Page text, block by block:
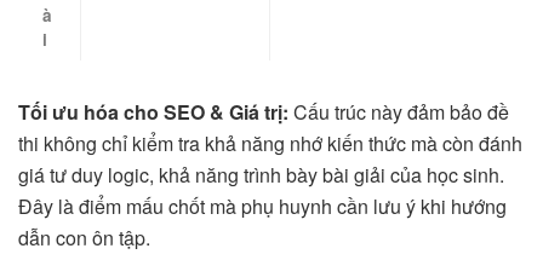
à
i
Tối ưu hóa cho SEO & Giá trị: Cấu trúc này đảm bảo đề
thi không chỉ kiểm tra khả năng nhớ kiến thức mà còn đánh
giá tư duy logic, khả năng trình bày bài giải của học sinh.
Đây là điểm mấu chốt mà phụ huynh cần lưu ý khi hướng
dẫn con ôn tập.